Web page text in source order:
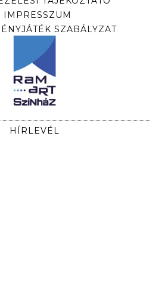
IMPRESSZUM
SZABÁLYZAT
HÍRLEVÉL